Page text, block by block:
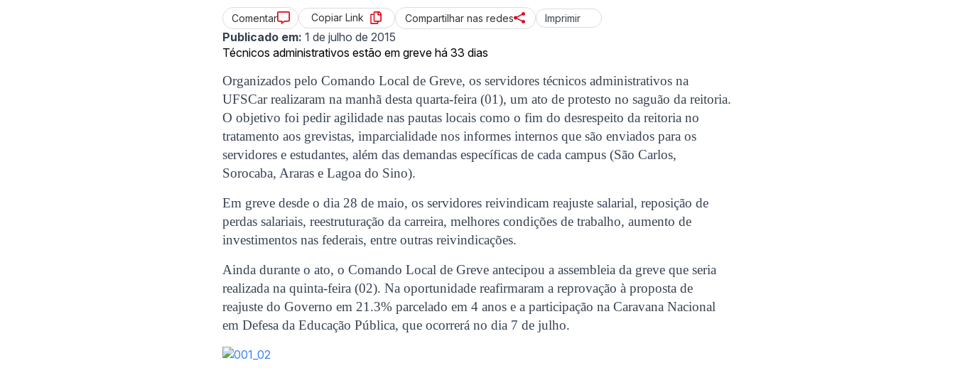
Comentar Copiar Link Compartilhar nas redes Imprimir
Publicado em: 1 de julho de 2015
Técnicos administrativos estão em greve há 33 dias
Organizados pelo Comando Local de Greve, os servidores técnicos administrativos na
UFSCar realizaram na manhã desta quarta-feira (01), um ato de protesto no saguão da reitoria.
O objetivo foi pedir agilidade nas pautas locais como o fim do desrespeito da reitoria no
tratamento aos grevistas, imparcialidade nos informes internos que são enviados para os
servidores e estudantes, além das demandas específicas de cada campus (São Carlos,
Sorocaba, Araras e Lagoa do Sino).
Em greve desde o dia 28 de maio, os servidores reivindicam reajuste salarial, reposição de
perdas salariais, reestruturação da carreira, melhores condições de trabalho, aumento de
investimentos nas federais, entre outras reivindicações.
Ainda durante o ato, o Comando Local de Greve antecipou a assembleia da greve que seria
realizada na quinta-feira (02). Na oportunidade reafirmaram a reprovação à proposta de
reajuste do Governo em 21.3% parcelado em 4 anos e a participação na Caravana Nacional
em Defesa da Educação Pública, que ocorrerá no dia 7 de julho.